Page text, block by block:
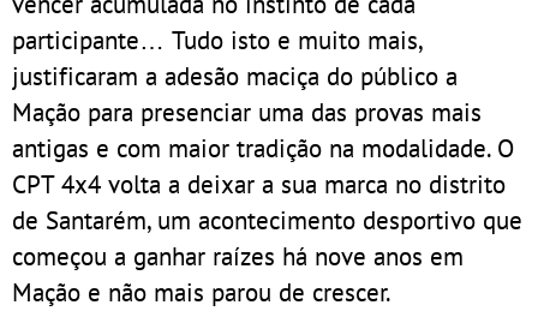
participante… Tudo isto e muito mais,
justificaram a adesão maciça do público a
Mação para presenciar uma das provas mais
antigas e com maior tradição na modalidade. O
CPT 4x4 volta a deixar a sua marca no distrito
de Santarém, um acontecimento desportivo que
começou a ganhar raízes há nove anos em
Mação e não mais parou de crescer.